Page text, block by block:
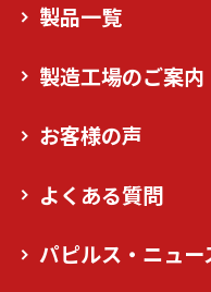
製品一覧
製造工場のご案内
お客様の声
よくある質問
パピルス・ニュー